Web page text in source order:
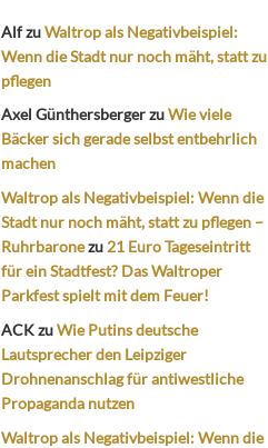
AlfzuWaltrop als Negativbeispiel:
Wenn die Stadt nur noch mäht, statt zu
pflegen
Axel GünthersbergerzuWie viele
Bäcker sich gerade selbst entbehrlich
machen
Waltrop als Negativbeispiel: Wenn die
Stadt nur noch mäht, statt zu pflegen –
Ruhrbaronezu 21 Euro Tageseintritt
für ein Stadtfest? Das Waltroper
Parkfest spielt mit dem Feuer!
ACKzuWie Putins deutsche
Lautsprecher den Leipziger
Drohnenanschlag für antiwestliche
Propaganda nutzen
Waltrop als Negativbeispiel: Wenn die